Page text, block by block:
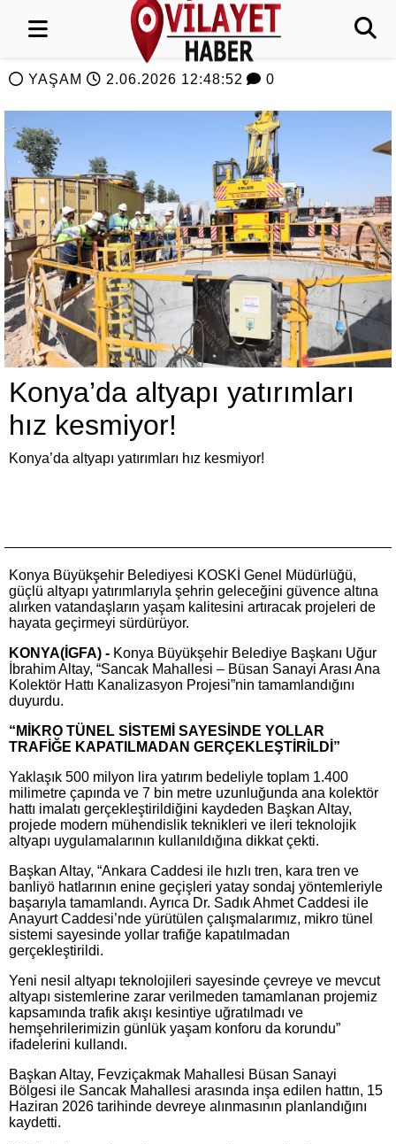
YAŞAM 2.06.2026 12:48:52 0
Konya’da altyapı yatırımları
hız kesmiyor!
Konya’da altyapı yatırımları hız kesmiyor!
Konya Büyükşehir Belediyesi KOSKİ Genel Müdürlüğü,
güçlü altyapı yatırımlarıyla şehrin geleceğini güvence altına
alırken vatandaşların yaşam kalitesini artıracak projeleri de
hayata geçirmeyi sürdürüyor.
KONYA(İGFA) - Konya Büyükşehir Belediye Başkanı Uğur
İbrahim Altay, “Sancak Mahallesi – Büsan Sanayi Arası Ana
Kolektör Hattı Kanalizasyon Projesi”nin tamamlandığını
duyurdu.
“MİKRO TÜNEL SİSTEMİ SAYESİNDE YOLLAR
TRAFİĞE KAPATILMADAN GERÇEKLEŞTİRİLDİ”
Yaklaşık 500 milyon lira yatırım bedeliyle toplam 1.400
milimetre çapında ve 7 bin metre uzunluğunda ana kolektör
hattı imalatı gerçekleştirildiğini kaydeden Başkan Altay,
projede modern mühendislik teknikleri ve ileri teknolojik
altyapı uygulamalarının kullanıldığına dikkat çekti.
Başkan Altay, “Ankara Caddesi ile hızlı tren, kara tren ve
banliyö hatlarının enine geçişleri yatay sondaj yöntemleriyle
başarıyla tamamlandı. Ayrıca Dr. Sadık Ahmet Caddesi ile
Anayurt Caddesi’nde yürütülen çalışmalarımız, mikro tünel
sistemi sayesinde yollar trafiğe kapatılmadan
gerçekleştirildi.
Yeni nesil altyapı teknolojileri sayesinde çevreye ve mevcut
altyapı sistemlerine zarar verilmeden tamamlanan projemiz
kapsamında trafik akışı kesintiye uğratılmadı ve
hemşehrilerimizin günlük yaşam konforu da korundu”
ifadelerini kullandı.
Başkan Altay, Fevziçakmak Mahallesi Büsan Sanayi
Bölgesi ile Sancak Mahallesi arasında inşa edilen hattın, 15
Haziran 2026 tarihinde devreye alınmasının planlandığını
kaydetti.